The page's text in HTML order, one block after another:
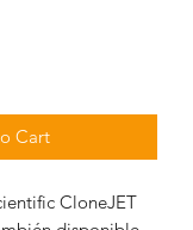
Cart
CloneJET